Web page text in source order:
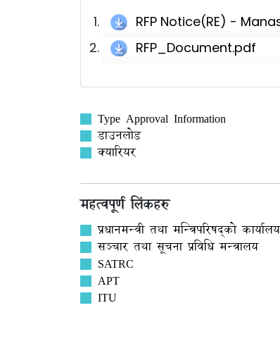
RFP Notice(RE) -
RFP_Document.pdf
Type Approval Information
डाउनलोड
क्यारियर
महत्वपूर्ण लिंकहरु
प्रधानमन्त्री तथा मन्त्रिपरिषद्को कार्यालय
सञ्‍चार तथा सूचना प्रविधि मन्त्रालय
SATRC
APT
ITU